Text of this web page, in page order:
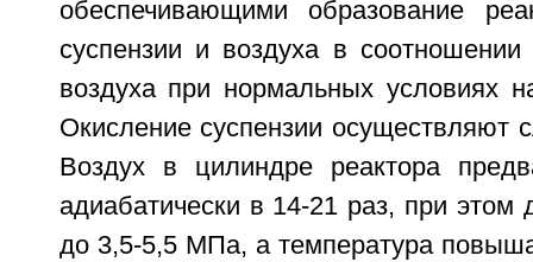
обеспечивающими образование
суспензии и воздуха в
воздуха при нормальных условиях
Окисление суспензии
Воздух в цилиндре реактора
адиабатически в 14-21 раз, при этом
до 3,5-5,5 МПа, а температура